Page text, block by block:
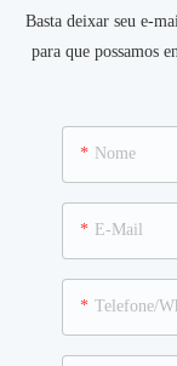
Basta deixar seu e-
para que possamos
Nome
E-Mail
Telefone/